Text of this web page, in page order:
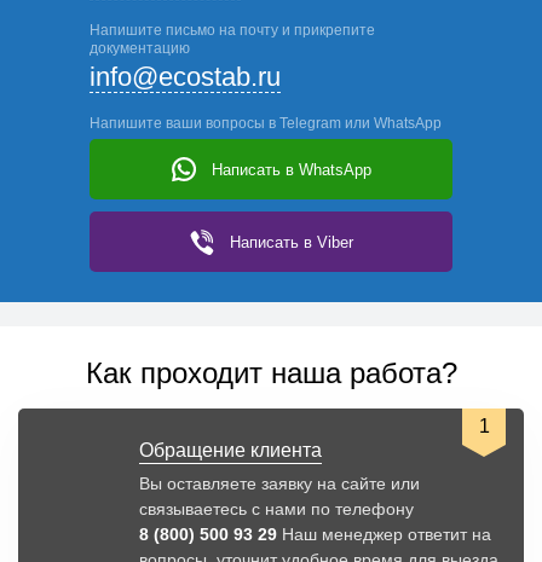
Напишите письмо на почту и прикрепите
документацию
info@ecostab.ru
Напишите ваши вопросы в Telegram или WhatsApp
Написать в WhatsApp
Написать в Viber
Как проходит наша работа?
1
Обращение клиента
Вы оставляете заявку на сайте или
связываетесь с нами по телефону
8 (800) 500 93 29 Наш менеджер ответит на